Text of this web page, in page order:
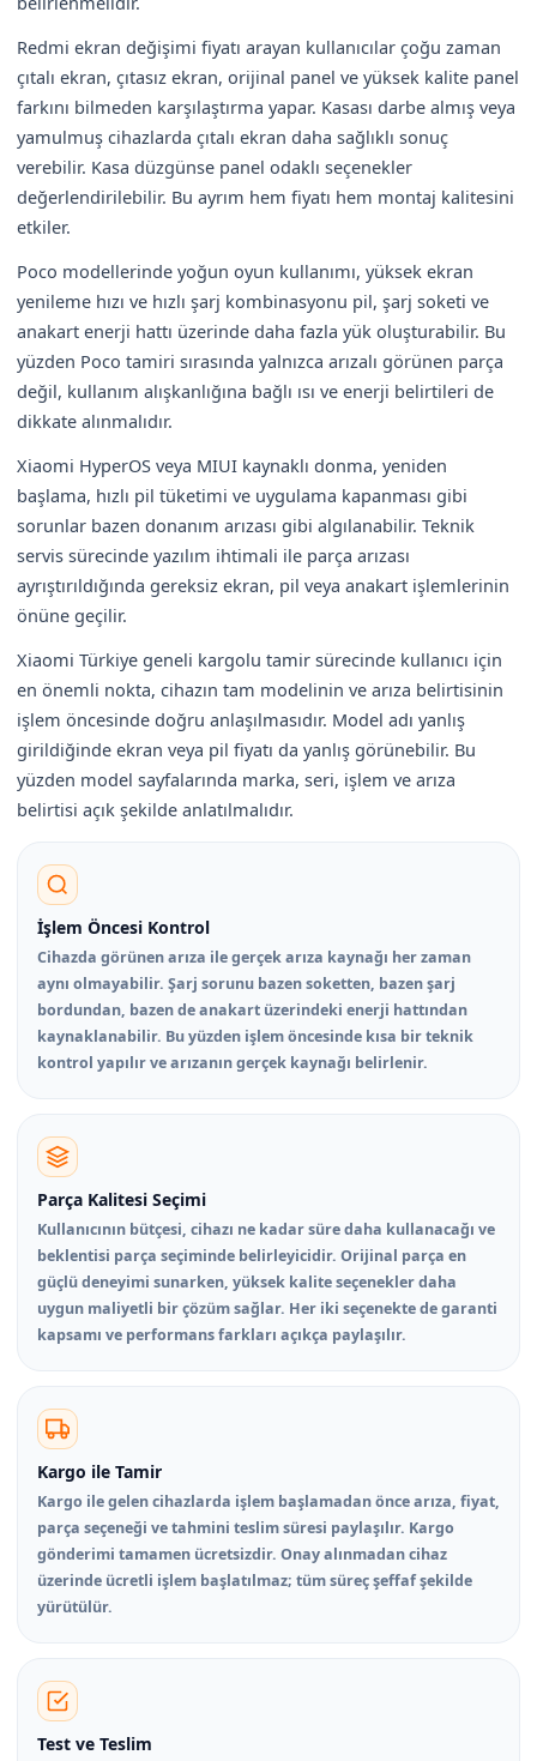
Redmi ekran değişimi fiyatı arayan kullanıcılar çoğu zaman
çıtalı ekran, çıtasız ekran, orijinal panel ve yüksek kalite panel
farkını bilmeden karşılaştırma yapar. Kasası darbe almış veya
yamulmuş cihazlarda çıtalı ekran daha sağlıklı sonuç
verebilir. Kasa düzgünse panel odaklı seçenekler
değerlendirilebilir. Bu ayrım hem fiyatı hem montaj kalitesini
etkiler.
Poco modellerinde yoğun oyun kullanımı, yüksek ekran
yenileme hızı ve hızlı şarj kombinasyonu pil, şarj soketi ve
anakart enerji hattı üzerinde daha fazla yük oluşturabilir. Bu
yüzden Poco tamiri sırasında yalnızca arızalı görünen parça
değil, kullanım alışkanlığına bağlı ısı ve enerji belirtileri de
dikkate alınmalıdır.
Xiaomi HyperOS veya MIUI kaynaklı donma, yeniden
başlama, hızlı pil tüketimi ve uygulama kapanması gibi
sorunlar bazen donanım arızası gibi algılanabilir. Teknik
servis sürecinde yazılım ihtimali ile parça arızası
ayrıştırıldığında gereksiz ekran, pil veya anakart işlemlerinin
önüne geçilir.
Xiaomi Türkiye geneli kargolu tamir sürecinde kullanıcı için
en önemli nokta, cihazın tam modelinin ve arıza belirtisinin
işlem öncesinde doğru anlaşılmasıdır. Model adı yanlış
girildiğinde ekran veya pil fiyatı da yanlış görünebilir. Bu
yüzden model sayfalarında marka, seri, işlem ve arıza
belirtisi açık şekilde anlatılmalıdır.
İşlem Öncesi Kontrol
Cihazda görünen arıza ile gerçek arıza kaynağı her zaman
aynı olmayabilir. Şarj sorunu bazen soketten, bazen şarj
bordundan, bazen de anakart üzerindeki enerji hattından
kaynaklanabilir. Bu yüzden işlem öncesinde kısa bir teknik
kontrol yapılır ve arızanın gerçek kaynağı belirlenir.
Parça Kalitesi Seçimi
Kullanıcının bütçesi, cihazı ne kadar süre daha kullanacağı ve
beklentisi parça seçiminde belirleyicidir. Orijinal parça en
güçlü deneyimi sunarken, yüksek kalite seçenekler daha
uygun maliyetli bir çözüm sağlar. Her iki seçenekte de garanti
kapsamı ve performans farkları açıkça paylaşılır.
Kargo ile Tamir
Kargo ile gelen cihazlarda işlem başlamadan önce arıza, fiyat,
parça seçeneği ve tahmini teslim süresi paylaşılır. Kargo
gönderimi tamamen ücretsizdir. Onay alınmadan cihaz
üzerinde ücretli işlem başlatılmaz; tüm süreç şeffaf şekilde
yürütülür.
Test ve Teslim